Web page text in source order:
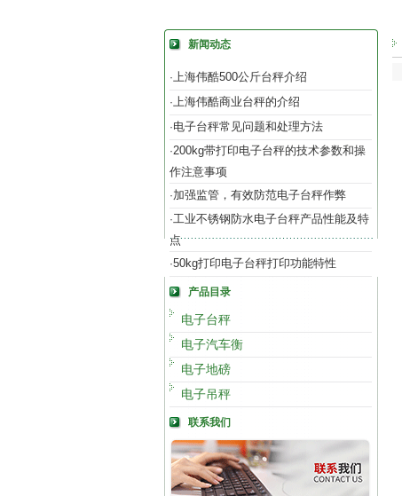
新闻动态
·上海伟酷500公斤台秤介绍
·上海伟酷商业台秤的介绍
·电子台秤常见问题和处理方法
·200kg带打印电子台秤的技术参数和操
作注意事项
·加强监管，有效防范电子台秤作弊
·工业不锈钢防水电子台秤产品性能及特
点
·50kg打印电子台秤打印功能特性
产品目录
电子台秤
电子汽车衡
电子地磅
电子吊秤
联系我们